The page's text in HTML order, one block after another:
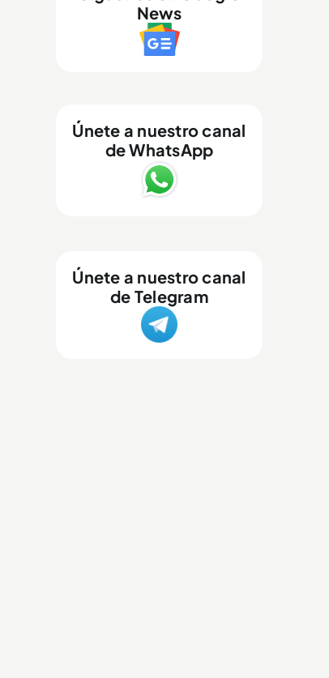
News
Únete a nuestro canal
de WhatsApp
Únete a nuestro canal
de Telegram